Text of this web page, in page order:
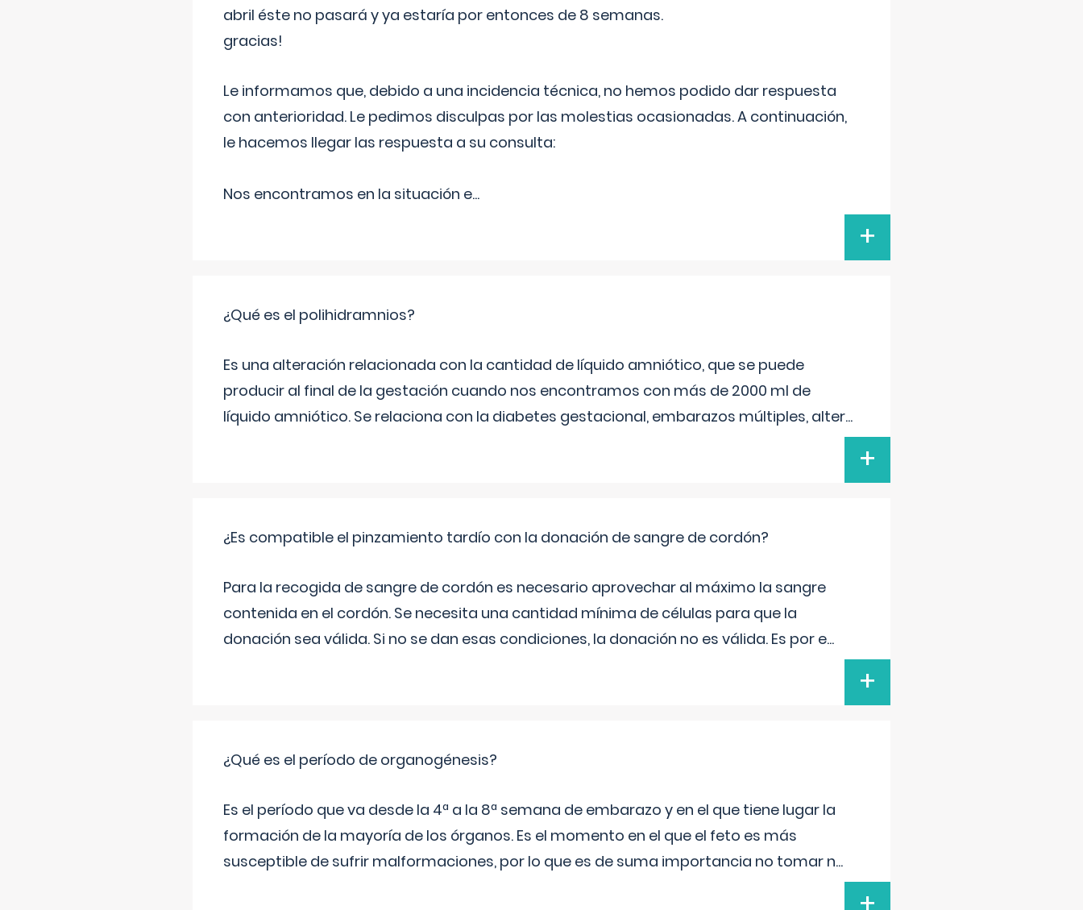
abril éste no pasará y ya estaría por entonces de 8 semanas.
gracias!
Le informamos que, debido a una incidencia técnica, no hemos podido dar respuesta
con anterioridad. Le pedimos disculpas por las molestias ocasionadas. A continuación,
le hacemos llegar las respuesta a su consulta:
Nos encontramos en la situación e...
+
¿Qué es el polihidramnios?
Es una alteración relacionada con la cantidad de líquido amniótico, que se puede
producir al final de la gestación cuando nos encontramos con más de 2000 ml de
líquido amniótico. Se relaciona con la diabetes gestacional, embarazos múltiples, alter...
+
¿Es compatible el pinzamiento tardío con la donación de sangre de cordón?
Para la recogida de sangre de cordón es necesario aprovechar al máximo la sangre
contenida en el cordón. Se necesita una cantidad mínima de células para que la
donación sea válida. Si no se dan esas condiciones, la donación no es válida. Es por e...
+
¿Qué es el período de organogénesis?
Es el período que va desde la 4ª a la 8ª semana de embarazo y en el que tiene lugar la
formación de la mayoría de los órganos. Es el momento en el que el feto es más
susceptible de sufrir malformaciones, por lo que es de suma importancia no tomar n...